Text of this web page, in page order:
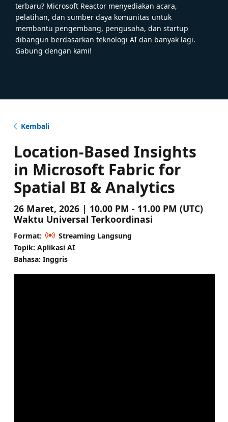
terbaru? Microsoft Reactor menyediakan acara,
pelatihan, dan sumber daya komunitas untuk
membantu pengembang, pengusaha, dan startup
dibangun berdasarkan teknologi AI dan banyak lagi.
Gabung dengan kami!
Kembali
Location-Based Insights
in Microsoft Fabric for
Spatial BI & Analytics
26 Maret, 2026 | 10.00 PM - 11.00 PM (UTC)
Waktu Universal Terkoordinasi
Format:
Streaming Langsung
Topik: Aplikasi AI
Bahasa: Inggris